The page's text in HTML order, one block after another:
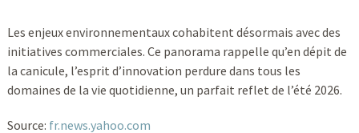
Les enjeux environnementaux cohabitent désormais avec des
initiatives commerciales. Ce panorama rappelle qu’en dépit de
la canicule, l’esprit d’innovation perdure dans tous les
domaines de la vie quotidienne, un parfait reflet de l’été 2026.
Source: fr.news.yahoo.com